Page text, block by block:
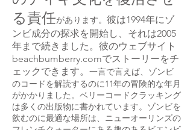
る責任があります。 彼は1994年にゾ
ンビ成分の探求を開始し、それは2005
年まで続きました。彼のウェブサイト
beachbumberry.comでストーリーをチ
ェックできます。 一言で言えば、ゾンビ
のコードを解読するのに11年の冒険的な年月
がかかりました。ベリーコードクラッキング
は多くの出版物に書かれています。ゾンビを
飲むのに最適な場所は、ニューオーリンズの